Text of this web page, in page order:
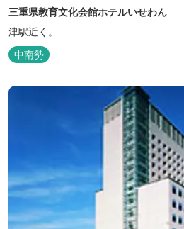
三重県教育文化会館ホテルいせわん
津駅近く。
中南勢